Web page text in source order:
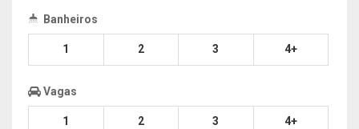
Banheiros
1 2 3 4+
Vagas
1 2 3 4+